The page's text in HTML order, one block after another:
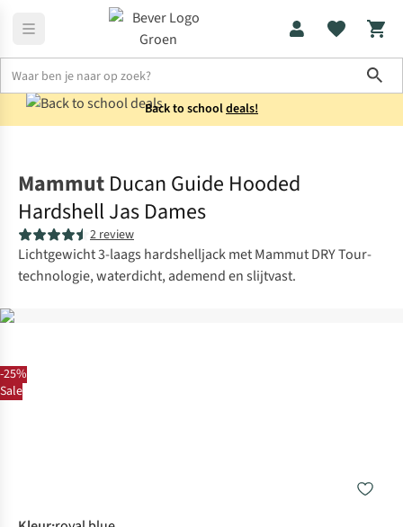
Back to schooldeals!
-25%
Sale
Mammut Ducan Guide Hooded
Hardshell Jas Dames
2 review
Lichtgewicht 3-laags hardshelljack met Mammut DRY Tour-
technologie, waterdicht, ademend en slijtvast.